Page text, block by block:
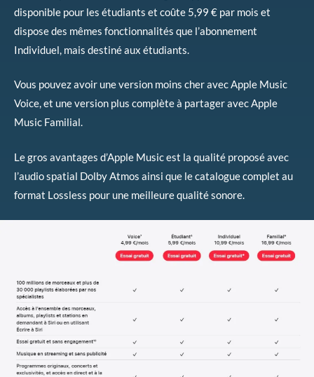
disponible pour les étudiants et coûte 5,99 € par mois et
dispose des mêmes fonctionnalités que l’abonnement
Individuel, mais destiné aux étudiants.
Vous pouvez avoir une version moins cher avec Apple Music
Voice, et une version plus complète à partager avec Apple
Music Familial.
Le gros avantages d’Apple Music est la qualité proposé avec
l’audio spatial Dolby Atmos ainsi que le catalogue complet au
format Lossless pour une meilleure qualité sonore.